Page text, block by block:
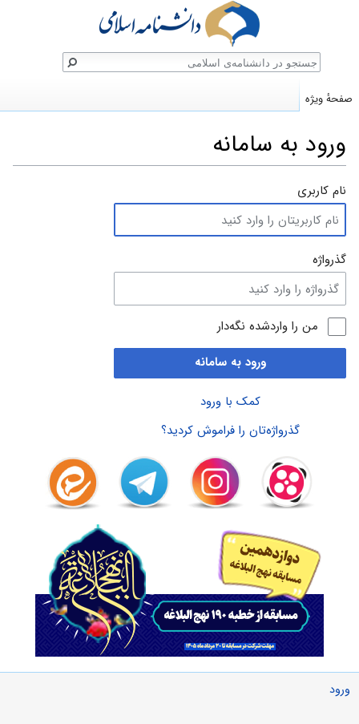
ورود به سامانه
پرش
ناوبری
پرش
جستجو
نام کاربری
گذرواژه
من را واردشده نگه‌دار
ورود به سامانه
کمک با ورود
گذرواژه‌تان را فراموش کردید؟
ورود
صفحهٔ ویژه
جستجو